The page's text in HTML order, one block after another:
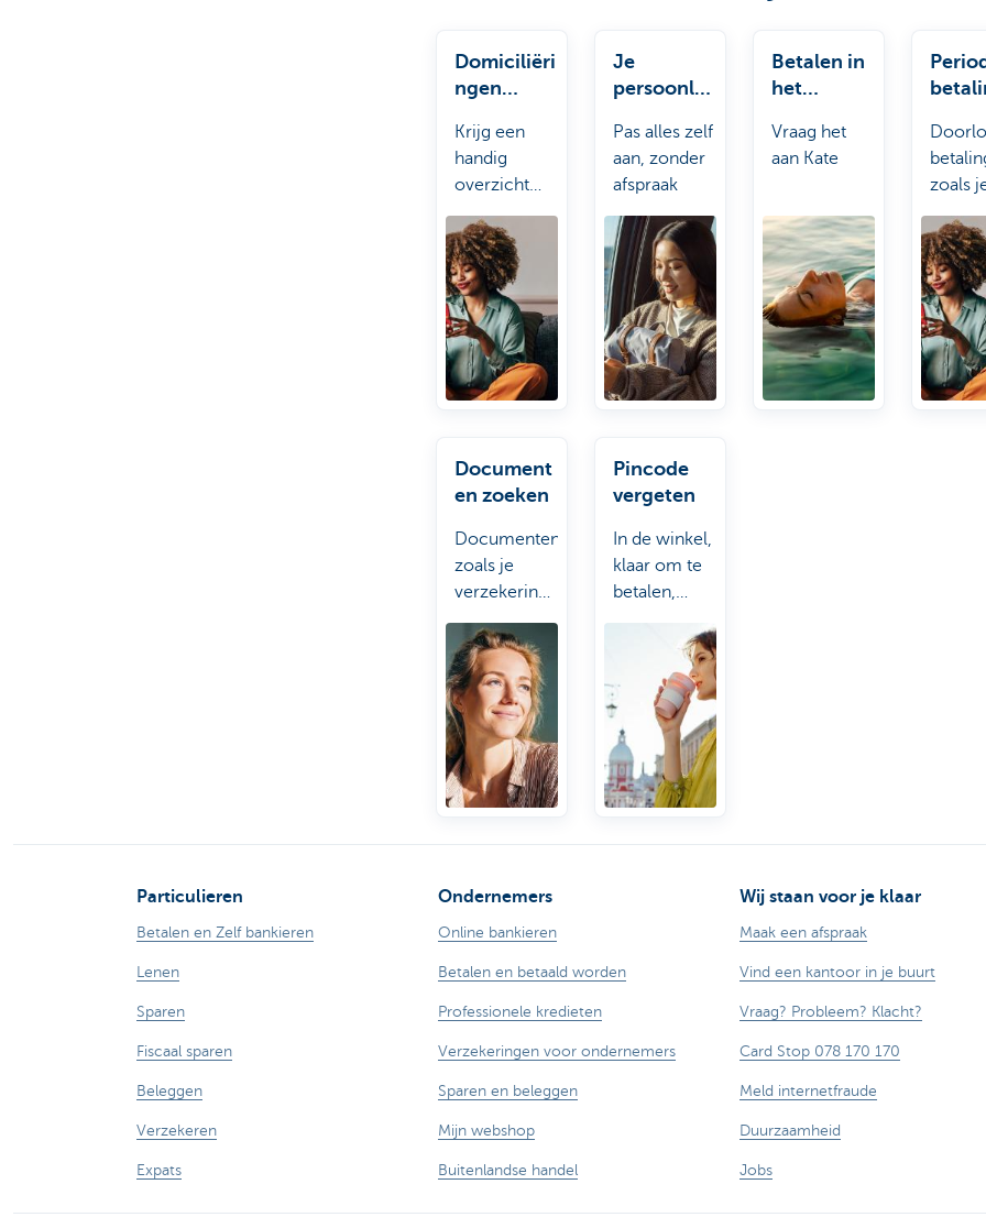
Domiciliëri
ngen
Krijg een
handig
overzicht
van al je
lopende
domicliëringen.
Je
persoonlijk
aanpassen
Pas alles zelf
aan, zonder
afspraak
Betalen in
het
Vraag het
aan Kate
zoals
of
stel je
Kate
goed
Document
en zoeken
Documenten
zoals je
verzekeringsbewijs
of andere
attesten
vindt Kate
snel voor je
terug.
Pincode
vergeten
In de winkel,
klaar om te
betalen,
maar je
vergeten?
Kate helpt je
uit de brand.
Particulieren
Betalen en Zelf bankieren
Lenen
Sparen
Fiscaal sparen
Beleggen
Verzekeren
Expats
Ondernemers
Online bankieren
Betalen en betaald worden
Professionele kredieten
Verzekeringen voor ondernemers
Sparen en beleggen
Mijn webshop
Buitenlandse handel
Wij staan voor je klaar
Maak een afspraak
Vind een kantoor in je buurt
Vraag? Probleem? Klacht?
Card Stop 078 170 170
Meld internetfraude
Duurzaamheid
Jobs